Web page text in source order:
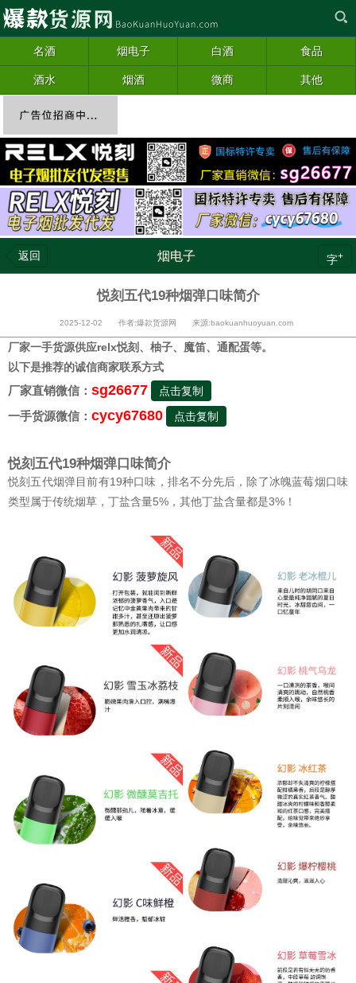
名酒 烟电子 白酒 食品
酒水 烟酒 微商 其他
返回 烟电子 字+
悦刻五代19种烟弹口味简介
2025-12-02 作者:爆款货源网 来源:baokuanhuoyuan.com
厂家一手货源供应relx悦刻、柚子、魔笛、通配蛋等。
以下是推荐的诚信商家联系方式
厂家直销微信： sg26677 点击复制
一手货源微信： cycy67680 点击复制
悦刻五代19种烟弹口味简介
悦刻五代烟弹目前有19种口味，排名不分先后，除了冰魄蓝莓烟口味
类型属于传统烟草，丁盐含量5%，其他丁盐含量都是3%！